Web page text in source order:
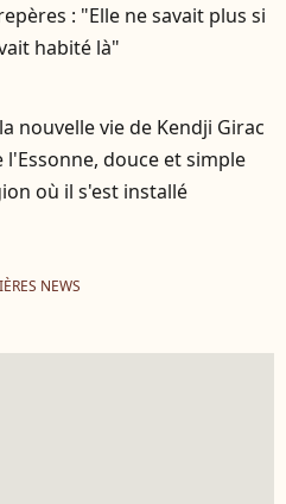
: "Elle ne savait plus si
habité là"
nouvelle vie de Kendji Girac
l'Essonne, douce et simple
où il s'est installé
NEWS